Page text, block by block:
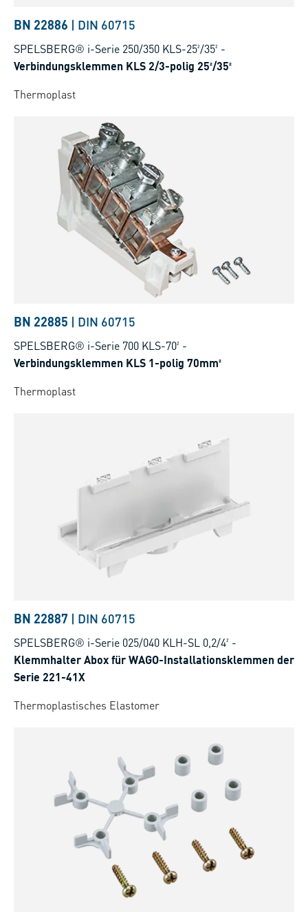
BN 22886 | DIN 60715
SPELSBERG® i-Serie 250/350 KLS-25²/35² -
Verbindungsklemmen KLS 2/3-polig 25²/35²
Thermoplast
BN 22885 | DIN 60715
SPELSBERG® i-Serie 700 KLS-70² -
Verbindungsklemmen KLS 1-polig 70mm²
Thermoplast
BN 22887 | DIN 60715
SPELSBERG® i-Serie 025/040 KLH-SL 0,2/4² -
Klemmhalter Abox für WAGO-Installationsklemmen der
Serie 221-41X
Thermoplastisches Elastomer